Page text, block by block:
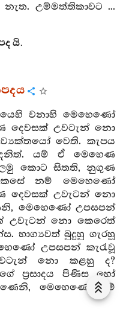
උම්මත්තිකාවට ...
යි.
වනාහි මෙහෙණෝ
දෙවසක් උවටැන් නො
වෙති. කැපය
යම් ඒ මෙහෙණ
කොට සිතති, නුගුණ
නම් මෙහෙණෝ
දෙවසක් උවැටන් නො
මෙහෙණෝ උපසපන්
උවැටන් නො කෙරෙත්
භාග්‍යවත් බුදුහු ගැරහූ
උපසපන් කැරැවූ
නො කළහු ද?
ප්‍රසාදය පිණිස හෝ
මෙහෙණෝ මේ